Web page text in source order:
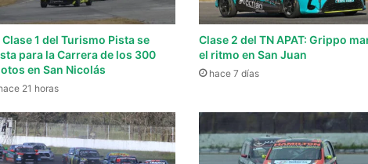
Clase 1 del Turismo Pista se
para la Carrera de los 300
en San Nicolás
21 horas
Clase 2 del TN APAT: Grippo
el ritmo en San Juan
hace 7 días